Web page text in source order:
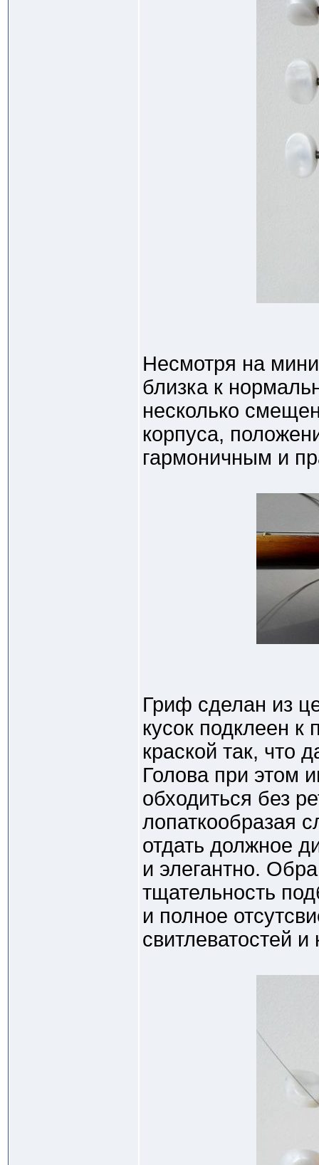
Несмотря на
близка к
несколько
корпуса,
гармоничным и
Гриф сделан из
кусок подклеен к
краской так, что
Голова при этом
обходиться без
лопаткообразая
отдать должное
и элегантно.
тщательность
и полное
свитлеватостей и